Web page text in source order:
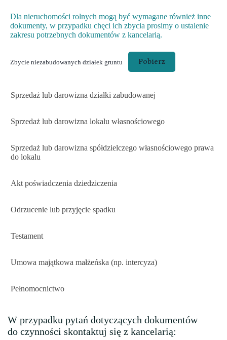
Dla nieruchomości rolnych mogą być wymagane również inne
dokumenty, w przypadku chęci ich zbycia prosimy o ustalenie
zakresu potrzebnych dokumentów z kancelarią.
Zbycie niezabudowanych działek gruntu Pobierz
Sprzedaż lub darowizna działki zabudowanej
Sprzedaż lub darowizna lokalu własnościowego
Sprzedaż lub darowizna spółdzielczego własnościowego prawa
do lokalu
Akt poświadczenia dziedziczenia
Odrzucenie lub przyjęcie spadku
Testament
Umowa majątkowa małżeńska (np. intercyza)
Pełnomocnictwo
W przypadku pytań dotyczących dokumentów
do czynności skontaktuj się z kancelarią: